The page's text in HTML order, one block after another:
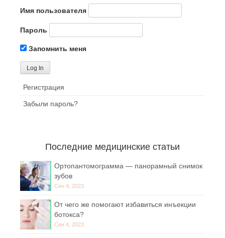
Имя пользователя
Пароль
Запомнить меня
Регистрация
Забыли пароль?
Последние медицинские статьи
Ортопантомограмма — панорамный снимок
зубов
Сен 4, 2023
От чего же помогают избавиться инъекции
ботокса?
Сен 4, 2023